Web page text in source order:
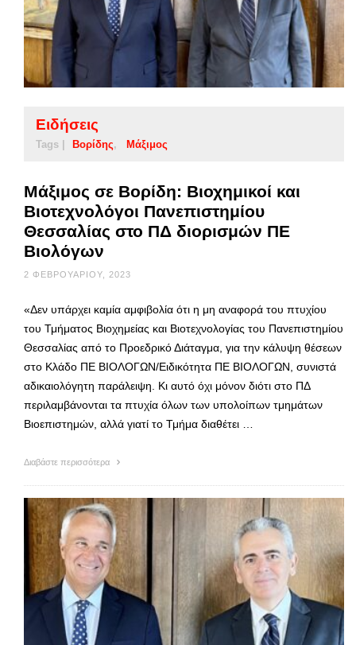
Ειδήσεις
Tags | Βορίδης Μάξιμος
Μάξιμος σε Βορίδη: Βιοχημικοί και
Βιοτεχνολόγοι Πανεπιστημίου
Θεσσαλίας στο ΠΔ διορισμών ΠΕ
Βιολόγων
2 ΦΕΒΡΟΥΑΡΊΟΥ, 2023
«Δεν υπάρχει καμία αμφιβολία ότι η μη αναφορά του πτυχίου
του Τμήματος Βιοχημείας και Βιοτεχνολογίας του Πανεπιστημίου
Θεσσαλίας από το Προεδρικό Διάταγμα, για την κάλυψη θέσεων
στο Κλάδο ΠΕ ΒΙΟΛΟΓΩΝ/Ειδικότητα ΠΕ ΒΙΟΛΟΓΩΝ, συνιστά
αδικαιολόγητη παράλειψη. Κι αυτό όχι μόνον διότι στο ΠΔ
περιλαμβάνονται τα πτυχία όλων των υπολοίπων τμημάτων
Βιοεπιστημών, αλλά γιατί το Τμήμα διαθέτει …
Διαβάστε περισσότερα